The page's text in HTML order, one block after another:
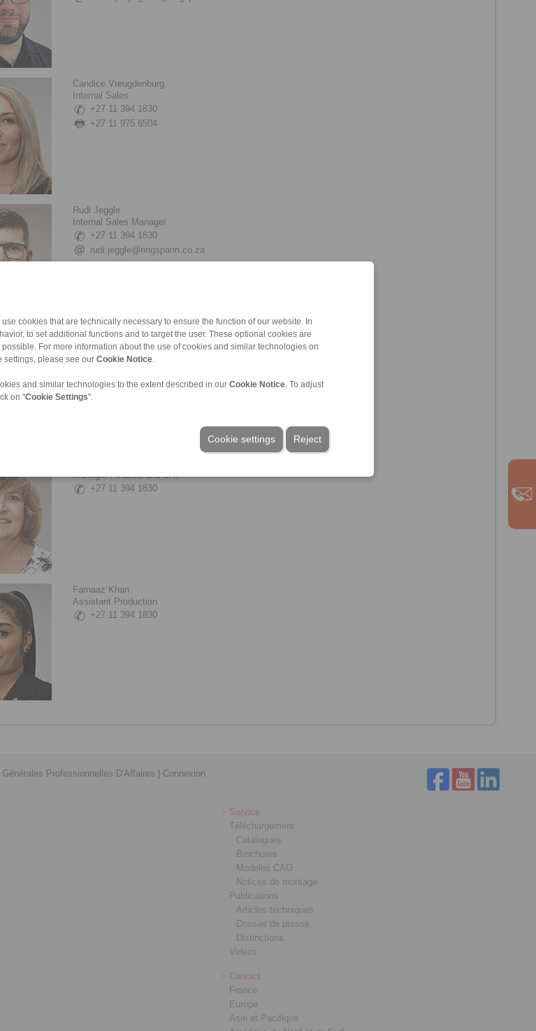
cookies that are technically necessary to ensure the function of our website. In
to set additional functions and to target the user. These optional cookies are
For more information about the use of cookies and similar technologies on
settings, please see our Cookie Notice
and similar technologies to the extent described in our Cookie Notice . To adjust
on "Cookie Settings".
Reject
Cookie settings
Candice Vreugdenburg
Internal Sales
+27 11 394 1830
+27 11 975 6504
Rudi Jeggle
Internal Sales Manager
+27 11 394 1830
rudi.jeggle@ringspann.co.za
Rowann Bobbins
Accounts/HR
+27 11 394 1830
Manager Finance und SAP
+27 11 394 1830
Farnaaz Khan
Assistant Production
+27 11 394 1830
Générales Professionnelles D'Affaires Connexion
Service
Téléchargement
Catalogues
Brochures
Modeles CAO
Notices de montage
Publications
Articles techniques
Dossier de presse
Distinctions
Vidéos
Contact
France
Europe
Asie et Pacifique